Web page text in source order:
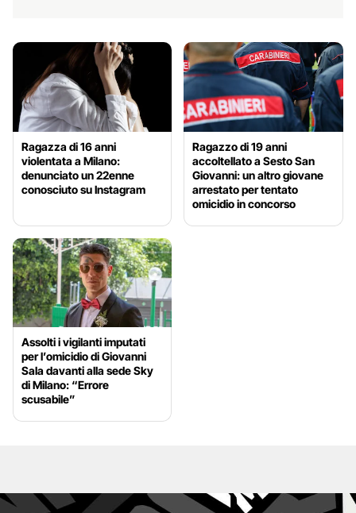
Ragazza di 16 anni
violentata a Milano:
denunciato un 22enne
conosciuto su Instagram
Ragazzo di 19 anni
accoltellato a Sesto San
Giovanni: un altro giovane
arrestato per tentato
omicidio in concorso
Assolti i vigilanti imputati
per l’omicidio di Giovanni
Sala davanti alla sede Sky
di Milano: “Errore
scusabile”